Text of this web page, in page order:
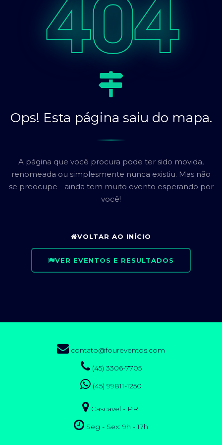
404
Ops! Esta página saiu do mapa.
A página que você procura pode ter sido movida,
renomeada ou simplesmente nunca existiu. Mas não
se preocupe - ainda tem muito evento esperando por
você!
VOLTAR AO INÍCIO
VER EVENTOS E RESULTADOS
contato@foureventos.com
(45) 3306-7705
(45) 99811-1250
Cascavel - PR.
Seg - Sex: 9h - 17h